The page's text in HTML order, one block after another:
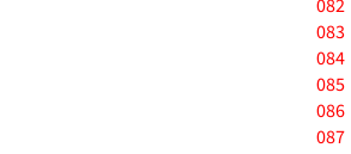
082
083
084
085
086
087